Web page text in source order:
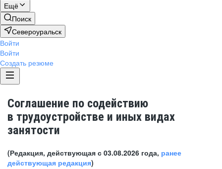
Ещё
Поиск
Североуральск
Войти
Войти
Создать резюме
Соглашение по содействию
в трудоустройстве и иных видах
занятости
(Редакция, действующая с 03.08.2026 года, ранее
действующая редакция)